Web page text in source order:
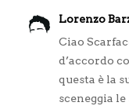
Lorenzo
Ciao
d’accordo
questa è la
sceneggia